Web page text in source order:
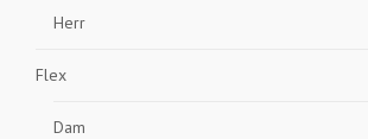
Herr
Flex
Dam